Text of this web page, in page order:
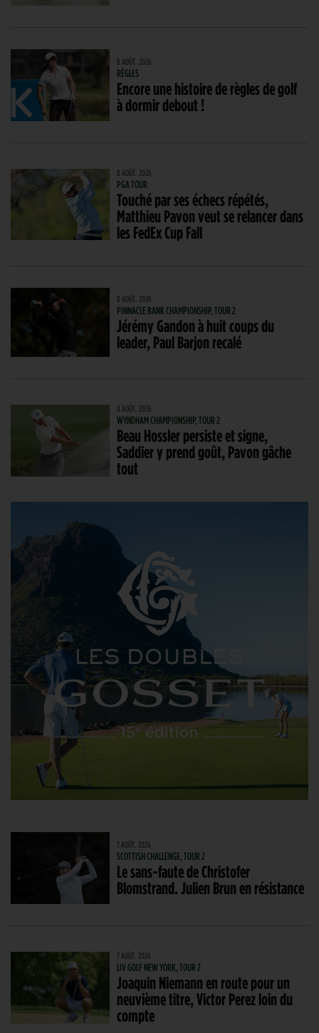
8 AOÛT. 2026
RÈGLES
Encore une histoire de règles de golf
à dormir debout !
8 AOÛT. 2026
PGA TOUR
Touché par ses échecs répétés,
Matthieu Pavon veut se relancer dans
les FedEx Cup Fall
8 AOÛT. 2026
PINNACLE BANK CHAMPIONSHIP, TOUR 2
Jérémy Gandon à huit coups du
leader, Paul Barjon recalé
8 AOÛT. 2026
WYNDHAM CHAMPIONSHIP, TOUR 2
Beau Hossler persiste et signe,
Saddier y prend goût, Pavon gâche
tout
7 AOÛT. 2026
SCOTTISH CHALLENGE, TOUR 2
Le sans-faute de Christofer
Blomstrand. Julien Brun en résistance
7 AOÛT. 2026
LIV GOLF NEW YORK, TOUR 2
Joaquin Niemann en route pour un
neuvième titre, Victor Perez loin du
compte